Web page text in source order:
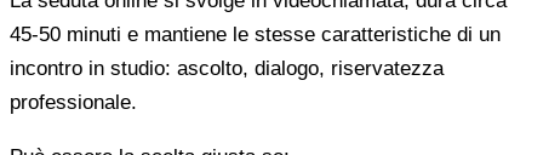
45-50 minuti e mantiene le stesse caratteristiche di un
incontro in studio: ascolto, dialogo, riservatezza
professionale.